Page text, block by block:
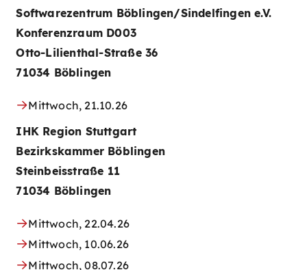
Softwarezentrum Böblingen/Sindelfingen e.V.
Konferenzraum D003
Otto-Lilienthal-Straße 36
71034 Böblingen
Mittwoch, 21.10.26
IHK Region Stuttgart
Bezirkskammer Böblingen
Steinbeisstraße 11
71034 Böblingen
Mittwoch, 22.04.26
Mittwoch, 10.06.26
Mittwoch, 08.07.26